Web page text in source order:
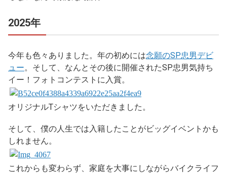
2025年
今年も色々ありました。年の初めには念願のSP忠男デビ
ュー。そして、なんとその後に開催されたSP忠男気持ち
イー！フォトコンテストに入賞。
オリジナルTシャツをいただきました。
そして、僕の人生では入籍したことがビッグイベントかも
しれません。
これからも変わらず、家庭を大事にしながらバイクライフ